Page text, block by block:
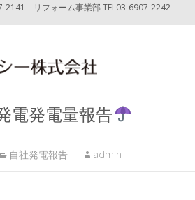
2141 リフォーム事業部 TEL03-6907-2242
電発電量報告
自社発電報告 admin